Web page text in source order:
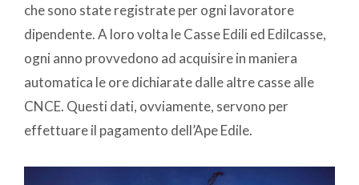
che sono state registrate per ogni lavoratore
dipendente. A loro volta le Casse Edili ed Edilcasse,
ogni anno provvedono ad acquisire in maniera
automatica le ore dichiarate dalle altre casse alle
CNCE. Questi dati, ovviamente, servono per
effettuare il pagamento dell’Ape Edile.